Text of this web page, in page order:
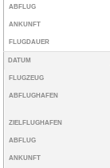
ABFLUG
ANKUNFT
FLUGDAUER
DATUM
FLUGZEUG
ABFLUGHAFEN
ZIELFLUGHAFEN
ABFLUG
ANKUNFT